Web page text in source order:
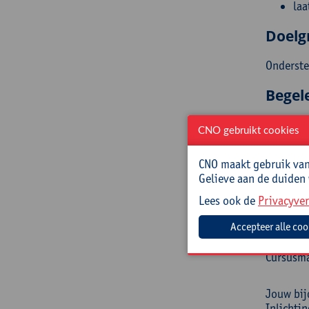
Bram
Jouw
CNO gebruikt cookies
CNO maakt gebruik
Gelieve aan de
Lees ook de